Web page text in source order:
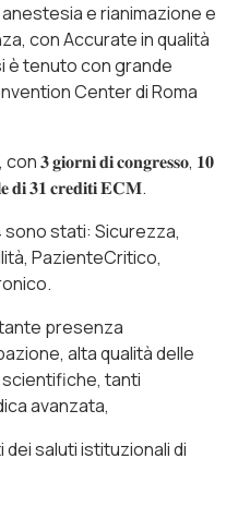
e rianimazione e
con Accurate in qualità
è tenuto con grande
Center di Roma
𝟑 𝐠𝐢𝐨𝐫𝐧𝐢 𝐝𝐢 𝐜𝐨𝐧𝐠𝐫𝐞𝐬𝐬𝐨, 𝟏𝟎
𝐝𝐢 𝟑𝟏 𝐜𝐫𝐞𝐝𝐢𝐭𝐢 𝐄𝐂𝐌.
sono stati: Sicurezza,
PazienteCritico,
presenza
alta qualità delle
tanti
avanzata,
dei saluti istituzionali di